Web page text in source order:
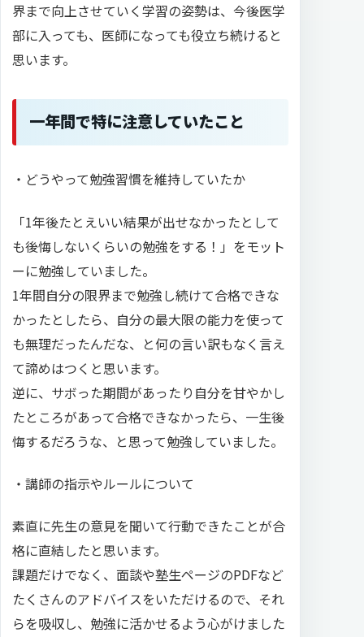
界まで向上させていく学習の姿勢は、今後医学
部に入っても、医師になっても役立ち続けると
思います。
一年間で特に注意していたこと
・どうやって勉強習慣を維持していたか
「1年後たとえいい結果が出せなかったとして
も後悔しないくらいの勉強をする！」をモット
ーに勉強していました。
1年間自分の限界まで勉強し続けて合格できな
かったとしたら、自分の最大限の能力を使って
も無理だったんだな、と何の言い訳もなく言え
て諦めはつくと思います。
逆に、サボった期間があったり自分を甘やかし
たところがあって合格できなかったら、一生後
悔するだろうな、と思って勉強していました。
・講師の指示やルールについて
素直に先生の意見を聞いて行動できたことが合
格に直結したと思います。
課題だけでなく、面談や塾生ページのPDFなど
たくさんのアドバイスをいただけるので、それ
らを吸収し、勉強に活かせるよう心がけました